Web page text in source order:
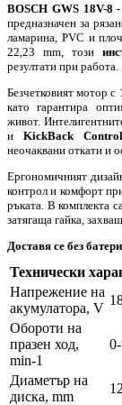
BOSCH GWS 18V-8
предназначен за
ламарина, PVC и
22,23 mm, този
резултати при работа.
Безчетковият мотор
като гарантира
живот.
и KickBack
неочаквани откати и
Ергономичният
контрол и комфорт
ръката. В комплекта
затягаща гайка,
Доставя се без
Технически
Напрежение на
акумулатора, V
Обороти на
празен ход,
min-1
Диаметър на
диска, mm